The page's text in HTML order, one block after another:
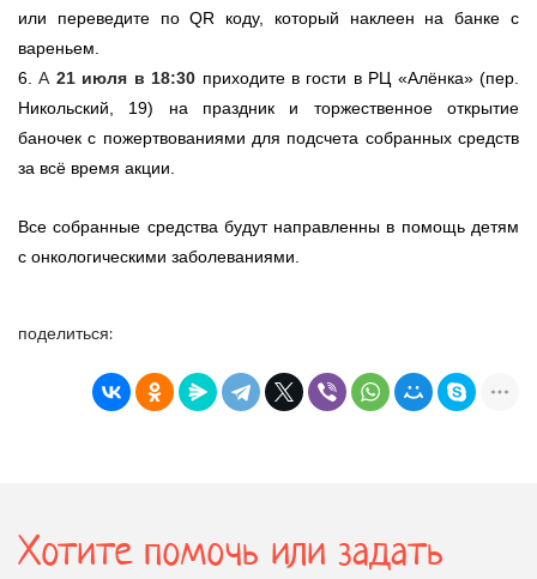
или переведите поQR коду, который наклеен на банке с
вареньем.
6.А 21 июля в 18:30 приходите в гости в РЦ «Алёнка» (пер.
Никольский, 19) на праздник и торжественное открытие
баночек с пожертвованиями для подсчета собранных средств
за всё время акции.
Все собранные средства будут направленны в помощь детям
с онкологическими заболеваниями.
поделиться:
Хотите помочь или задать